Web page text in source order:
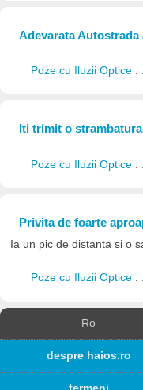
Adevarata Autostrada
Poze cu Iluzii Optice :
Iti trimit o
Poze cu Iluzii Optice :
Privita de foarte
Ia un pic de distanta si o
Poze cu Iluzii Optice :
Ro
despre haios.ro